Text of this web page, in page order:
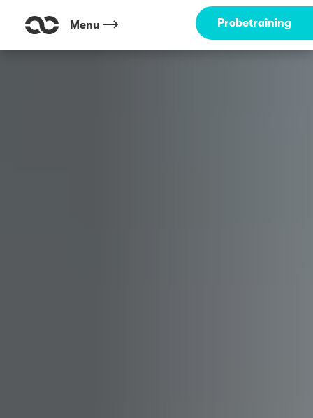
Menu Probetraining
Outdoor Fitness direkt um die Ecke: Waldschlösschen/Betzetreppen